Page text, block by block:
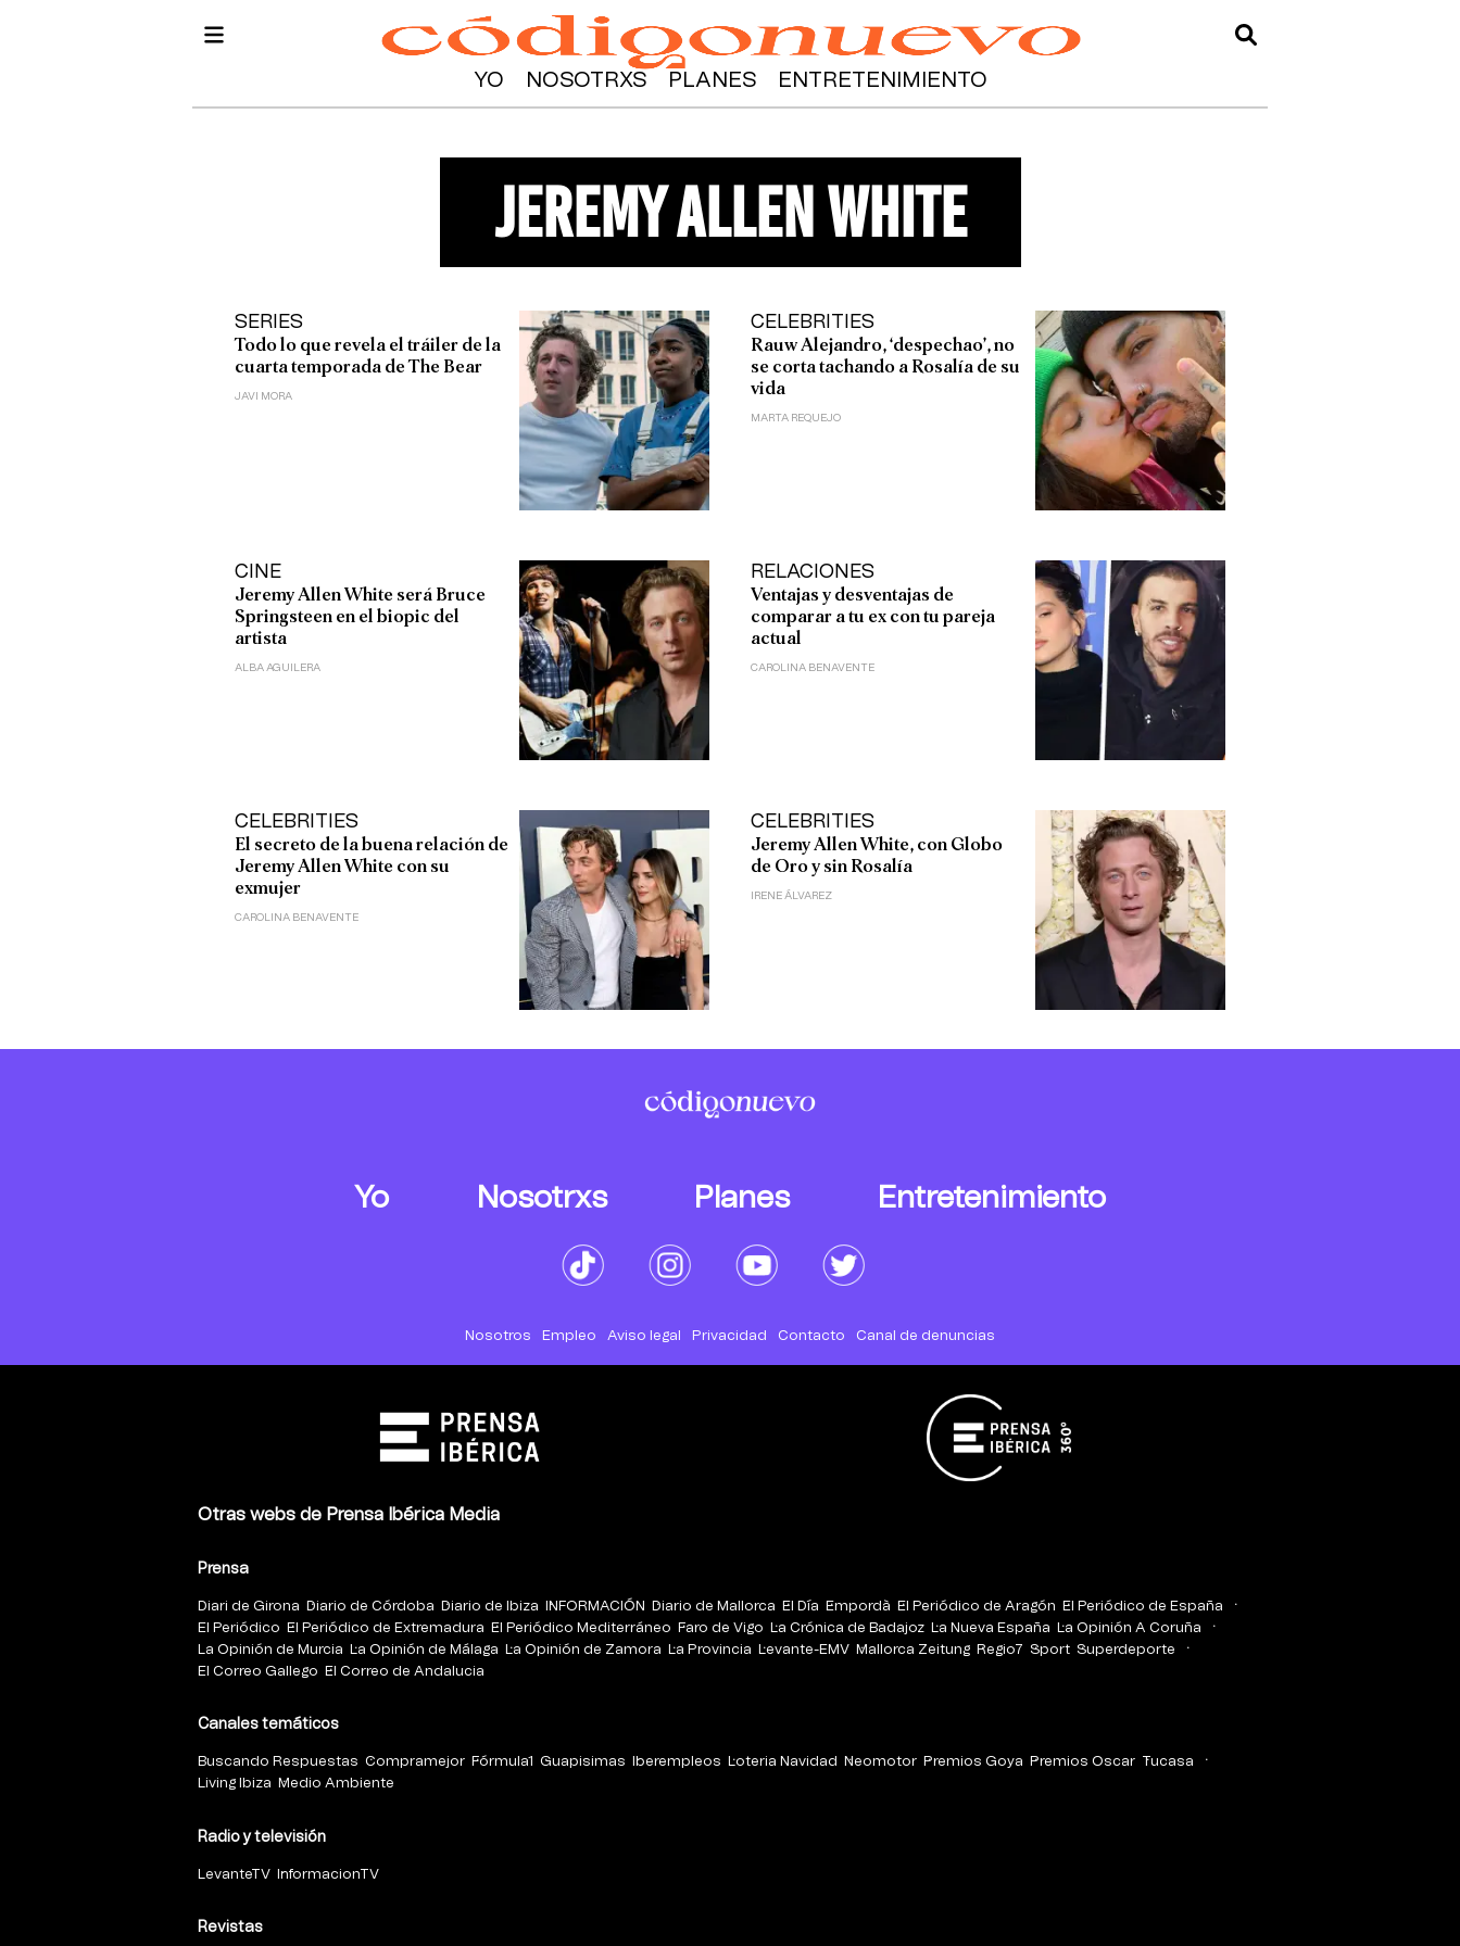
YO NOSOTRXS PLANES ENTRETENIMIENTO
jeremy allen white
SERIES
Todo lo que revela el tráiler de la
cuarta temporada de The Bear
JAVI MORA
CELEBRITIES
Rauw Alejandro, ‘despechao’, no
se corta tachando a Rosalía de su
vida
MARTA REQUEJO
CINE
Jeremy Allen White será Bruce
Springsteen en el biopic del
artista
ALBA AGUILERA
RELACIONES
Ventajas y desventajas de
comparar a tu ex con tu pareja
actual
CAROLINA BENAVENTE
CELEBRITIES
El secreto de la buena relación de
Jeremy Allen White con su
exmujer
CAROLINA BENAVENTE
CELEBRITIES
Jeremy Allen White, con Globo
de Oro y sin Rosalía
IRENE ÁLVAREZ
Yo Nosotrxs Planes Entretenimiento
Nosotros Empleo Aviso legal Privacidad Contacto Canal de denuncias
Otras webs de Prensa Ibérica Media
Prensa
Diari de Girona Diario de Córdoba Diario de Ibiza INFORMACIÓN Diario de Mallorca El Día Empordà El Periódico de Aragón
El Periódico de España
El Periódico
El Periódico de Extremadura El Periódico Mediterráneo Faro de Vigo La Crónica de Badajoz La Nueva España
La Opinión A Coruña
La Opinión de Murcia
La Opinión de Málaga La Opinión de Zamora La Provincia Levante-EMV Mallorca Zeitung Regio7 Sport Superdeporte
El Correo Gallego
El Correo de Andalucia
Canales temáticos
Buscando Respuestas Compramejor Fórmula1 Guapisimas Iberempleos Loteria Navidad Neomotor Premios Goya Premios Oscar
Tucasa
Living Ibiza
Medio Ambiente
Radio y televisión
LevanteTV InformacionTV
Revistas